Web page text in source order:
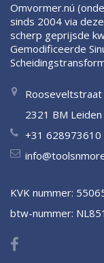
Omvormer.nú
sinds 2004 via
scherp geprijsde
Gemodificeerde
Rooseveltstraat
2321 BM
+31 628973610
KVK nummer:
btw-nummer: